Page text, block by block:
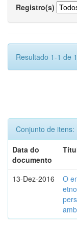
Registro(s)
Resultado 1-1 de
Conjunto de itens:
Data do
documento
13-Dez-2016
O